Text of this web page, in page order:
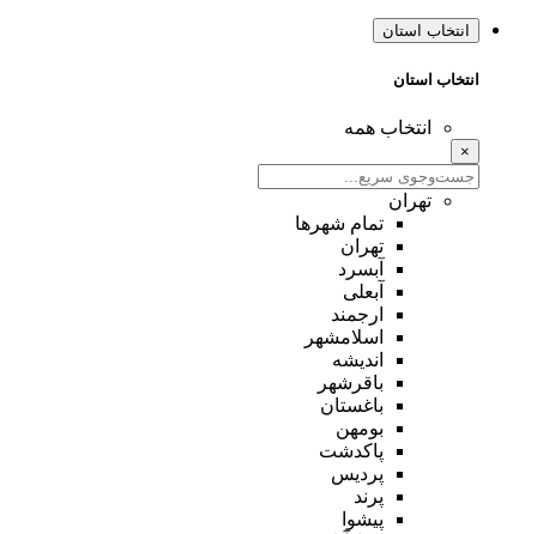
انتخاب استان
انتخاب استان
انتخاب همه
×
تهران
تمام شهر‌ها
تهران
آبسرد
آبعلی
ارجمند
اسلامشهر
اندیشه
باقرشهر
باغستان
بومهن
پاکدشت
پردیس
پرند
پیشوا